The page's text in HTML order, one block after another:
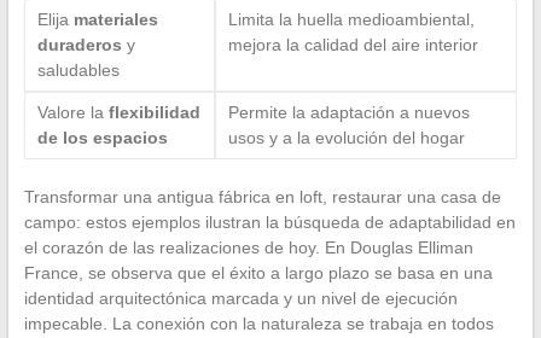
Elija materiales
duraderos y
saludables
Limita la huella medioambiental,
mejora la calidad del aire interior
Valore la flexibilidad
de los espacios
Permite la adaptación a nuevos
usos y a la evolución del hogar
Transformar una antigua fábrica en loft, restaurar una casa de
campo: estos ejemplos ilustran la búsqueda de adaptabilidad en
el corazón de las realizaciones de hoy. En Douglas Elliman
France, se observa que el éxito a largo plazo se basa en una
identidad arquitectónica marcada y un nivel de ejecución
impecable. La conexión con la naturaleza se trabaja en todos